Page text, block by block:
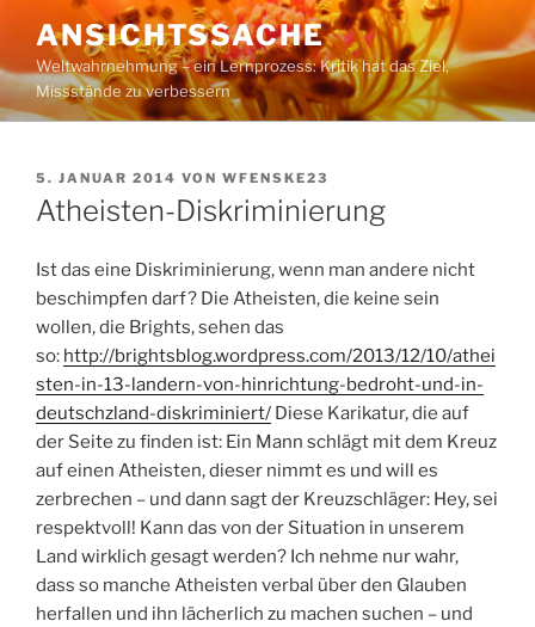
Inhalt
springen
ANSICHTSSACHE
Weltwahrnehmung – ein Lernprozess: Kritik hat das Ziel,
Missstände zu verbessern
VERÖFFENTLICHT
AM
5. JANUAR 2014 VON WFENSKE23
Atheisten-Diskriminierung
Ist das eine Diskriminierung, wenn man andere nicht
beschimpfen darf? Die Atheisten, die keine sein
wollen, die Brights, sehen das
so: http://brightsblog.wordpress.com/2013/12/10/athei
sten-in-13-landern-von-hinrichtung-bedroht-und-in-
deutschzland-diskriminiert/ Diese Karikatur, die auf
der Seite zu finden ist: Ein Mann schlägt mit dem Kreuz
auf einen Atheisten, dieser nimmt es und will es
zerbrechen – und dann sagt der Kreuzschläger: Hey, sei
respektvoll! Kann das von der Situation in unserem
Land wirklich gesagt werden? Ich nehme nur wahr,
dass so manche Atheisten verbal über den Glauben
herfallen und ihn lächerlich zu machen suchen – und